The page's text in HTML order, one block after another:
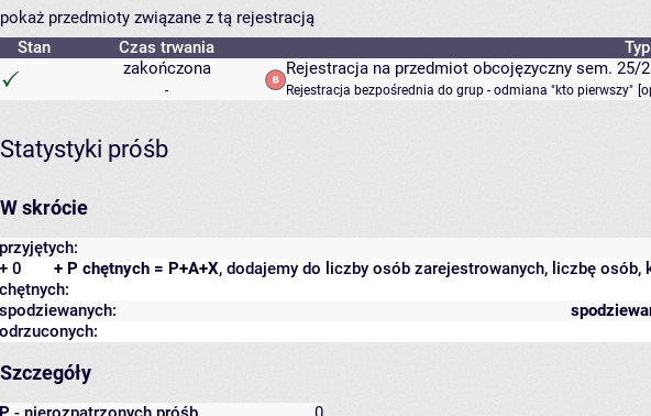
pokaż przedmioty związane z tą rejestracją
Stan
Czas trwania
zakończona
-
Rejestracja na przedmiot obcojęzyczny sem. 25/
Rejestracja bezpośrednia do grup - odmiana "kto pierwszy"
Statystyki próśb
W skrócie
przyjętych:
+ P chętnych = P+A+X, dodajemy do liczby osób zarejestrowanych, liczbę osób,
+ 0
chętnych:
spodziewanych:
odrzuconych:
Szczegóły